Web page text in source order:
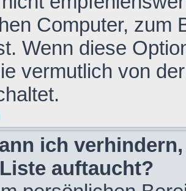
Computer, zum
Wenn diese
vermutlich von
ich
auftaucht?